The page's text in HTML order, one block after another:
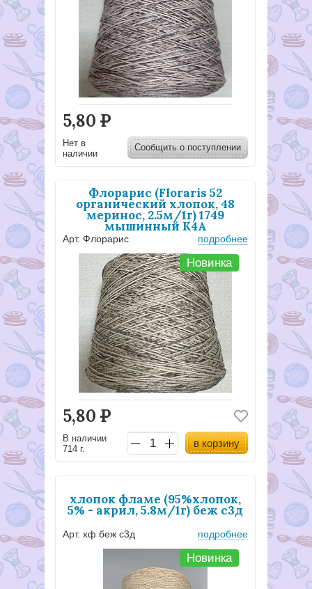
5,80 Р
Нет в
наличии
Сообщить о поступлении
Флорарис (Floraris 52
органический хлопок, 48
меринос, 2.5м/1г) 1749
мышинный К4А
Арт. Флорарис подробнее
Новинка
5,80 Р
В наличии
714 г.
в корзину
хлопок фламе (95%хлопок,
5% - акрил, 5.8м/1г) беж с3д
Арт. хф беж с3д подробнее
Новинка